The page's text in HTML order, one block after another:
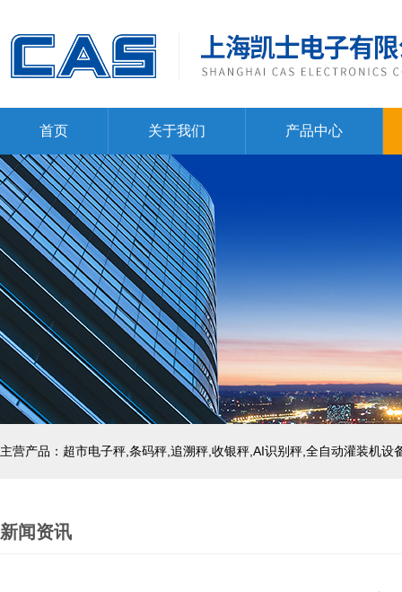
首页 关于我们 产品中心
主营产品：超市电子秤,条码秤,追溯秤,收银秤,AI识别秤,全自动灌装机设
新闻资讯